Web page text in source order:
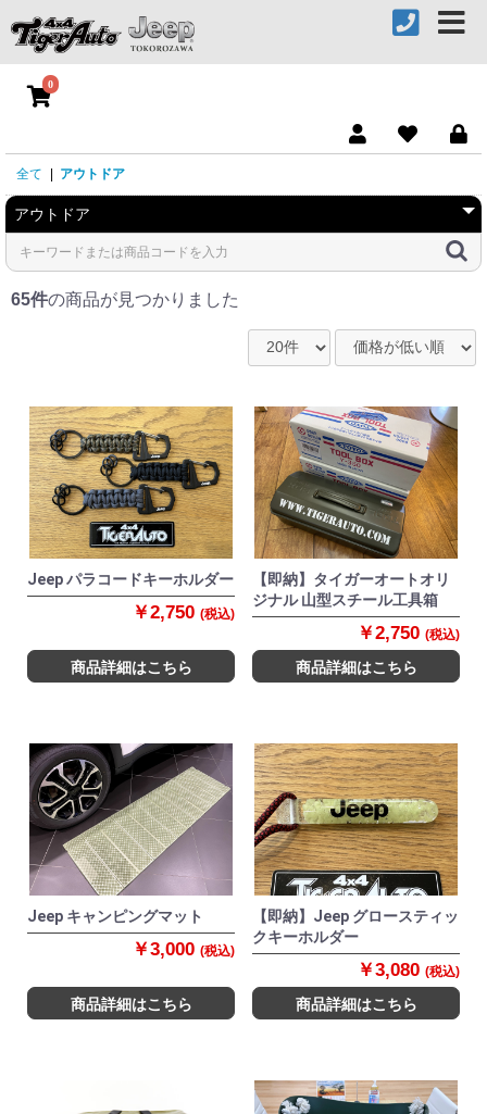
0
全て アウトドア
65件の商品が見つかりました
Jeep パラコードキーホルダー
￥2,750 (税込)
商品詳細はこちら
【即納】タイガーオートオリ
ジナル 山型スチール工具箱
￥2,750 (税込)
商品詳細はこちら
Jeep キャンピングマット
￥3,000 (税込)
商品詳細はこちら
【即納】Jeep グロースティッ
クキーホルダー
￥3,080 (税込)
商品詳細はこちら